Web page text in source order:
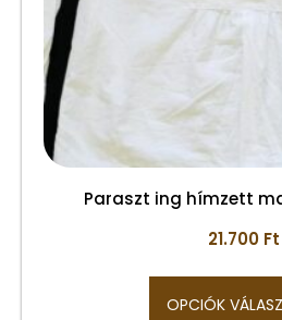
Paraszt ing hímzett
21.700 Ft
OPCIÓK